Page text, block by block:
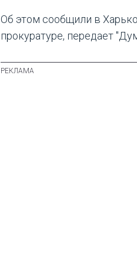
Об этом сообщили в
прокуратуре, передает